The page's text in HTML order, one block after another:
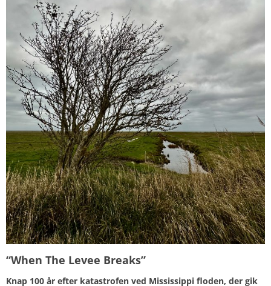
“When The Levee Breaks”
Knap 100 år efter katastrofen ved Mississippi floden, der gik